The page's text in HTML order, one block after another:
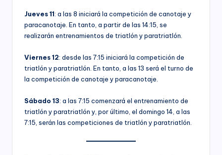
Jueves 11: a las 8 iniciará la competición de canotaje y
paracanotaje. En tanto, a partir de las 14:15, se
realizarán entrenamientos de triatlón y paratriatlón.
Viernes 12: desde las 7:15 iniciará la competición de
triatlón y paratriatlón. En tanto, a las 13 será el turno de
la competición de canotaje y paracanotaje.
Sábado 13: a las 7:15 comenzará el entrenamiento de
triatlón y paratriatlón y, por último, el domingo 14, a las
7:15, serán las competiciones de triatlón y paratriatlón.